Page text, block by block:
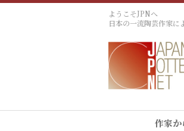
ようこそJPNへ
日本の一流陶芸作家に
作家か